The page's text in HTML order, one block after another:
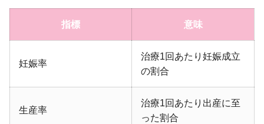
指標 意味
妊娠率
治療1回あたり妊娠成立
の割合
生産率
治療1回あたり出産に至
った割合